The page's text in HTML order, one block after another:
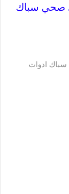
القار 99009522 فني صحي سباك
فني صحي سباك ادوات